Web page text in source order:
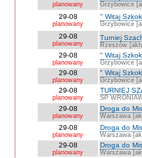
planowany Grzybowice
29-08
planowany
" Witaj
Grzybowice
29-08
planowany
Turniej
Rzeszów
29-08
planowany
" Witaj
Grzybowice
29-08
planowany
" Witaj
Grzybowice
29-08
planowany
TURNIEJ
SP
29-08
planowany
Droga do
Warszawa
29-08
planowany
Droga do
Warszawa
29-08
planowany
Droga do
Warszawa